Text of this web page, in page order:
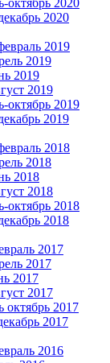
2020
2019
2019
2019
2019
октябрь 2019
2019
2018
2018
2018
2018
октябрь 2018
2018
2017
2017
2017
2017
октябрь 2017
2017
2016